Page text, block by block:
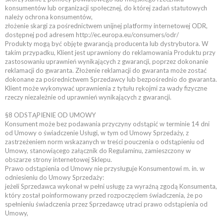
konsumentów lub organizacji społecznej, do której zadań statutowych
należy ochrona konsumentów,
złożenie skargi za pośrednictwem unijnej platformy internetowej ODR,
dostępnej pod adresem http://ec.europa.eu/consumers/odr/
Produkty mogą być objęte gwarancją producenta lub dystrybutora. W
takim przypadku, Klient jest uprawniony do reklamowania Produktu przy
zastosowaniu uprawnień wynikających z gwarancji, poprzez dokonanie
reklamacji do gwaranta. Złożenie reklamacji do gwaranta może zostać
dokonane za pośrednictwem Sprzedawcy lub bezpośrednio do gwaranta.
Klient może wykonywać uprawnienia z tytułu rękojmi za wady fizyczne
rzeczy niezależnie od uprawnień wynikających z gwarancji.
§8 ODSTĄPIENIE OD UMOWY
Konsument może bez podawania przyczyny odstąpić w terminie 14 dni
od Umowy o świadczenie Usługi, w tym od Umowy Sprzedaży, z
zastrzeżeniem norm wskazanych w treści pouczenia o odstąpieniu od
Umowy, stanowiącego załącznik do Regulaminu, zamieszczony w
obszarze strony internetowej Sklepu.
Prawo odstąpienia od Umowy nie przysługuje Konsumentowi m. in. w
odniesieniu do Umowy Sprzedaży:
jeżeli Sprzedawca wykonał w pełni usługę za wyraźną zgodą Konsumenta,
który został poinformowany przed rozpoczęciem świadczenia, że po
spełnieniu świadczenia przez Sprzedawcę utraci prawo odstąpienia od
Umowy,